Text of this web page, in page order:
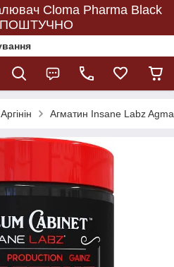
Cloma Pharma Black
ПОШТУЧНО
Аргінін Агматин Insane Labz